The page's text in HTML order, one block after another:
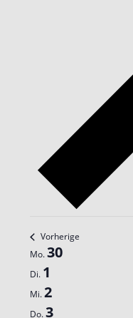
Vorherige
Woche
von
Mo.30
Di. 1
Mi.2
Do.3